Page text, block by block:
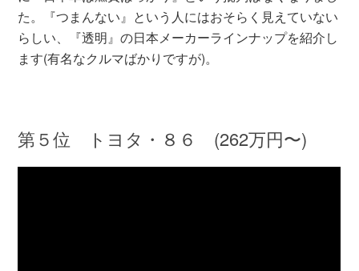
た。『つまんない』という人にはおそらく見えていない
らしい、『透明』の日本メーカーラインナップを紹介し
ます(有名なクルマばかりですが)。
第５位 トヨタ・８６ (262万円〜)